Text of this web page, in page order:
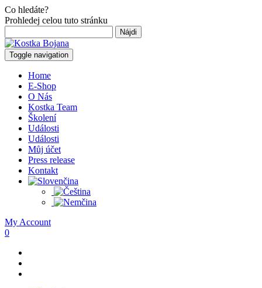
Co hledáte?
Prohledej celou tuto stránku
Toggle navigation
Home
E-Shop
O Nás
Kostka Team
Školení
Události
Události
Můj účet
Press release
Kontakt
My Account
0